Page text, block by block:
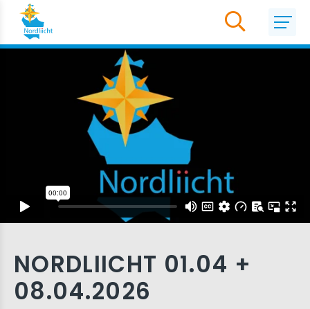
NORDLIICHT 01.04 +
08.04.2026